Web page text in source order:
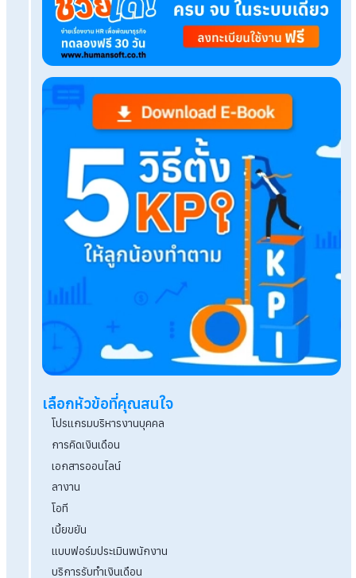
Tags:
สินเชื่อ
เรื่องที่คุณอาจสนใจ
แรงงานชั่วคราวคืออะไร ใครบ้างที่เป็นแรงงานชั่วค
นายจ้างไม่จ่ายประกันสังคมให้ลูกจ้างช่วงทดลองงาน
แจกฟอร์มหนังสือตรวจสอบประวัติอาชญากรรม